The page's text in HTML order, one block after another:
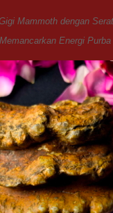
Mammoth dengan
Memancarkan Energi Purba